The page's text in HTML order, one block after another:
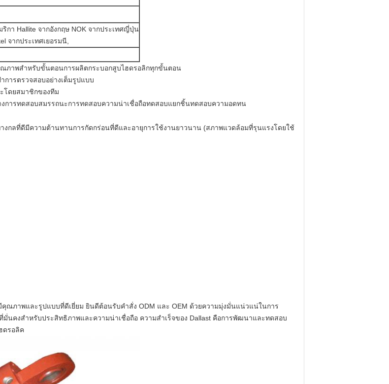
ริกา Hallite จากอังกฤษ NOK จากประเทศญี่ปุ่น
จากประเทศเยอรมนี,
ภาพสำหรับขั้นตอนการผลิตกระบอกสูบไฮดรอลิกทุกขั้นตอน
การตรวจสอบอย่างเต็มรูปแบบ
โดยสมาชิกของทีม
การทดสอบสมรรถนะการทดสอบความน่าเชื่อถือทดสอบแยกชิ้นทดสอบความอดทน
กลที่ดีมีความต้านทานการกัดกร่อนที่ดีและอายุการใช้งานยาวนาน (สภาพแวดล้อมที่รุนแรงโดยใช้
คุณภาพและรูปแบบที่ดีเยี่ยม ยินดีต้อนรับคำสั่ง ODM และ OEM ด้วยความมุ่งมั่นแน่วแน่ในการ
มั่นคงสำหรับประสิทธิภาพและความน่าเชื่อถือ ความสำเร็จของ Dallast คือการพัฒนาและทดสอบ
ดรอลิค